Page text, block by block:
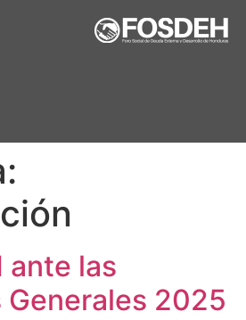
ante las
Generales 2025